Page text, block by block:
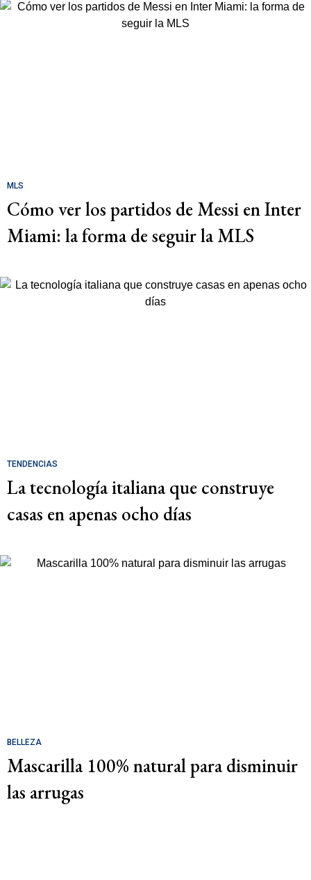
MLS
Cómo ver los partidos de Messi en Inter
Miami: la forma de seguir la MLS
TENDENCIAS
La tecnología italiana que construye
casas en apenas ocho días
BELLEZA
Mascarilla 100% natural para disminuir
las arrugas